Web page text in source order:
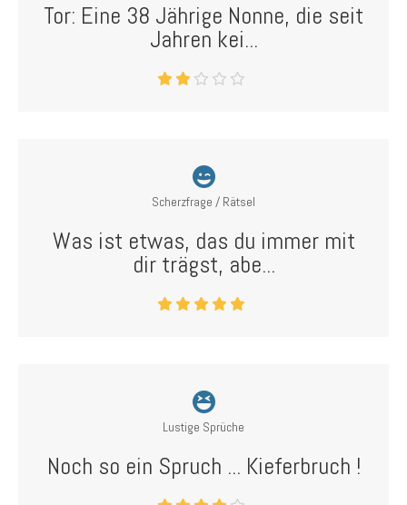
Tor: Eine 38 Jährige Nonne, die seit
Jahren kei...
Scherzfrage / Rätsel
Was ist etwas, das du immer mit
dir trägst, abe...
Lustige Sprüche
Noch so ein Spruch ... Kieferbruch !